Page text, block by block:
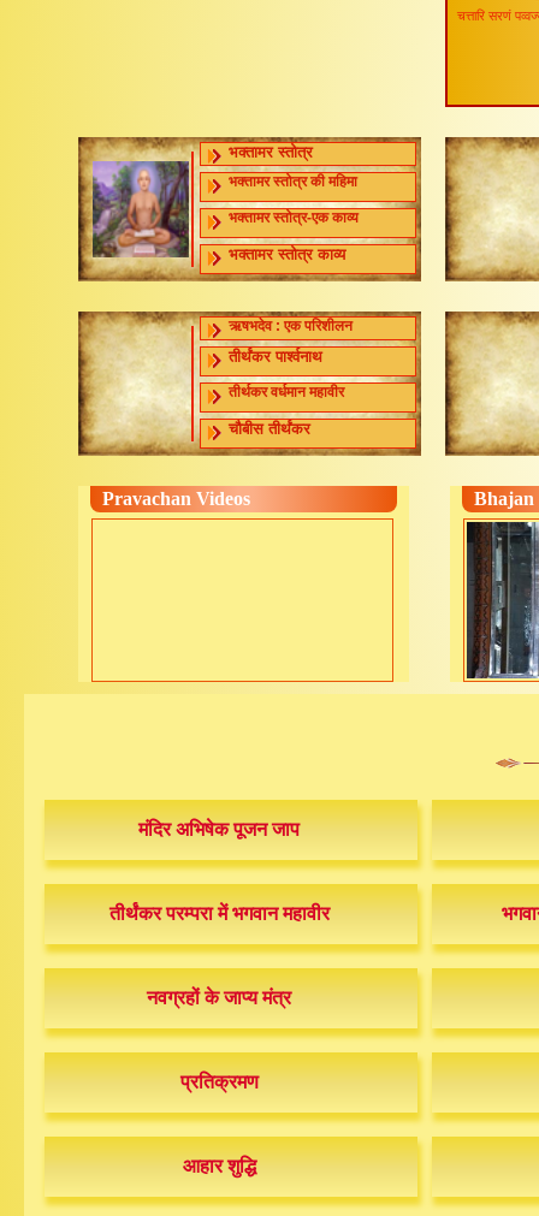
चत्तारि सरणं
भक्तामर स्तोत्र
भक्तामर स्तोत्र की महिमा
भक्तामर स्तोत्र-एक काव्य
भक्तामर स्तोत्र काव्य
ऋषभदेव : एक परिशीलन
तीर्थंकर पार्श्वनाथ
तीर्थकर वर्धमान महावीर
चौबीस तीर्थंकर
Pravachan Videos Bhajan
मंदिर अभिषेक पूजन जाप
तीर्थंकर परम्परा में भगवान महावीर
नवग्रहों के जाप्य मंत्र
प्रतिक्रमण
आहार शुद्धि